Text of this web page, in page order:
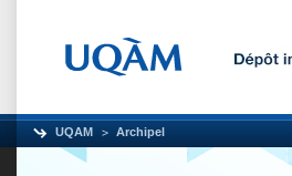
UQAM Archipel